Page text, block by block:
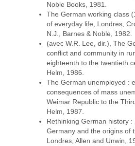
Noble Books, 1981.
The German working class
of everyday life, Londres,
N.J., Barnes & Noble, 1982.
(avec W.R. Lee, dir.), The
conflict and community in
eighteenth to the twentieth
Helm, 1986.
The German unemployed :
consequences of mass
Weimar Republic to the
Helm, 1987.
Rethinking German history
Germany and the origins of
Londres, Allen and Unwin,